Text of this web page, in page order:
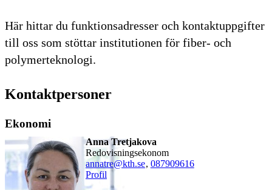
Här hittar du funktionsadresser och kontaktuppgifter
till oss som stöttar institutionen för fiber- och
polymerteknologi.
Kontaktpersoner
Ekonomi
Anna Tretjakova
redovisningsekonom
annatre@kth.se, 087909616
Profil